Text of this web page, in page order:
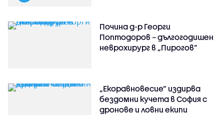
Почина д-р Георги
Поптодоров – дългогодишен
неврохирург в „Пирогов“
„Екоравновесие“ издирва
бездомни кучета в София с
дронове и ловни екипи